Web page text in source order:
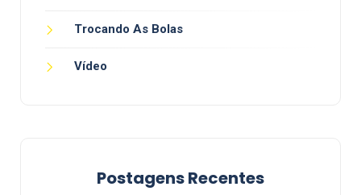
Trocando As Bolas
Vídeo
Postagens Recentes